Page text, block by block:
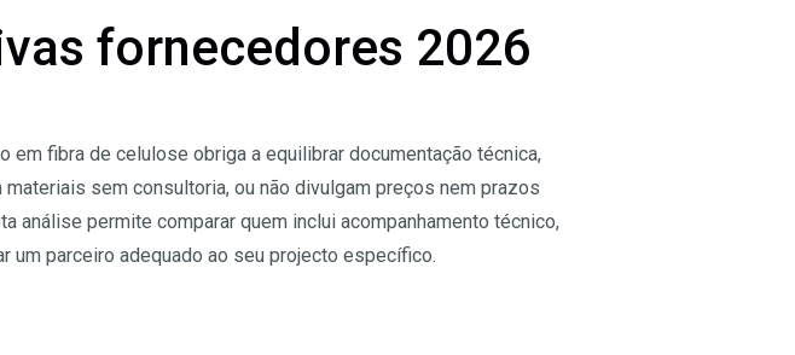
fornecedores 2026
fibra de celulose obriga a equilibrar documentação técnica,
sem consultoria, ou não divulgam preços nem prazos
análise permite comparar quem inclui acompanhamento técnico,
parceiro adequado ao seu projecto específico.